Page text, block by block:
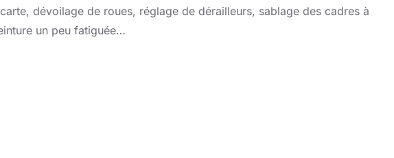
dévoilage de roues, réglage de dérailleurs, sablage des cadres à
un peu fatiguée…